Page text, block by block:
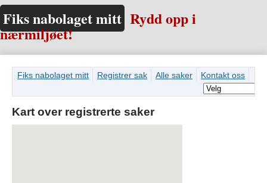
Fiks nabolaget mitt Rydd opp i
nærmiljøet!
Fiks nabolaget mitt Registrer sak Alle saker Kontakt oss
Kart over registrerte saker